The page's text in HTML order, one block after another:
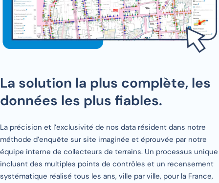
La solution la plus complète, les
données les plus fiables.
La précision et l’exclusivité de nos data résident dans notre
méthode d’enquête sur site imaginée et éprouvée par notre
équipe interne de collecteurs de terrains. Un processus unique
incluant des multiples points de contrôles et un recensement
systématique réalisé tous les ans, ville par ville, pour la France,